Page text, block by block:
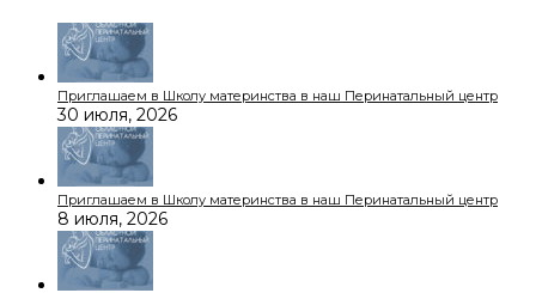
Приглашаем в Школу материнства в наш Перинатальный центр
30 июля, 2026
Приглашаем в Школу материнства в наш Перинатальный центр
8 июля, 2026